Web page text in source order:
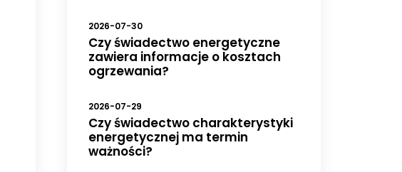
2026-07-30
Czy świadectwo energetyczne
zawiera informacje o kosztach
ogrzewania?
2026-07-29
Czy świadectwo charakterystyki
energetycznej ma termin
ważności?